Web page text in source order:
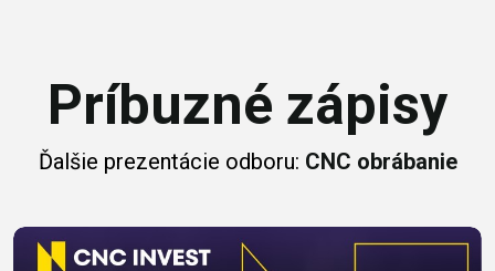
Príbuzné zápisy
Ďalšie prezentácie odboru: CNC obrábanie